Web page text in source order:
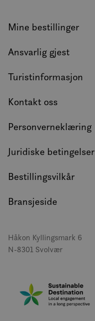
Mine bestillinger
Ansvarlig gjest
Turistinformasjon
Kontakt oss
Personverneklæring
Juridiske betingelser
Bestillingsvilkår
Bransjeside
Håkon Kyllingsmark 6
N-8301 Svolvær